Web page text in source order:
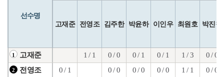
선수명
고재준 전영조 김주한 박윤하 이인우 최원호 박진철
1 고재준 1 / 1 0 / 0 0 / 1 0 / 1 1 / 3 0 / 0
2 전영조 0 / 1 0 / 0 0 / 0 0 / 0 1 / 1 0 / 0